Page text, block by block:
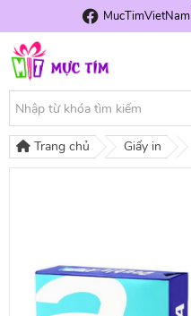
MucTimVietNam
Trang chủ Giấy in